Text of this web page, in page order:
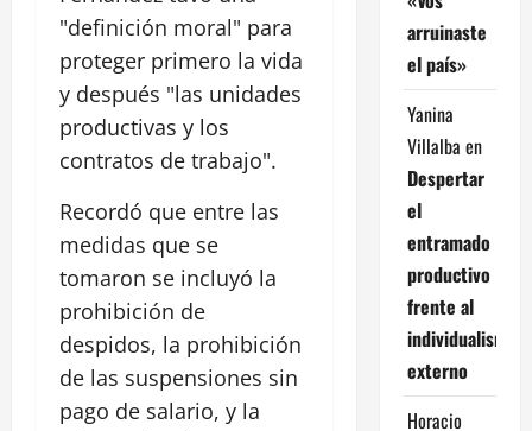
"definición moral" para
proteger primero la vida
y después "las unidades
productivas y los
contratos de trabajo".
Recordó que entre las
medidas que se
tomaron se incluyó la
prohibición de
despidos, la prohibición
de las suspensiones sin
pago de salario, y la
arruinaste
el país»
Yanina
Villalba en
Despertar
el
entramado
productivo
frente al
individualismo
externo
Horacio